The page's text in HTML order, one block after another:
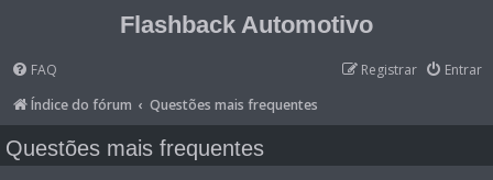
Flashback Automotivo
FAQ Entrar
Registrar
Índice do fórum
Questões mais frequentes
Questões mais frequentes